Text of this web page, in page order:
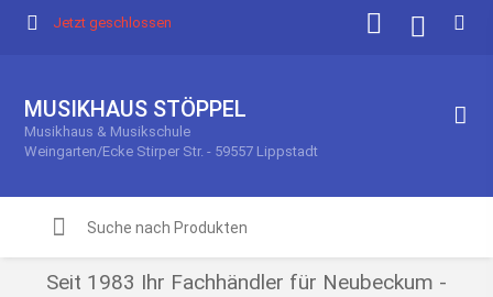
Jetzt geschlossen
MUSIKHAUS STÖPPEL
Musikhaus & Musikschule
Weingarten/Ecke Stirper Str. - 59557 Lippstadt
Seit 1983 Ihr Fachhändler für Neubeckum -